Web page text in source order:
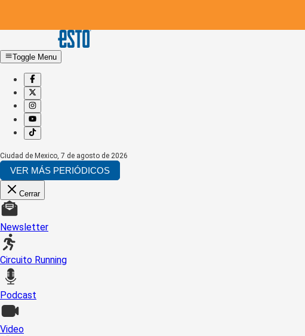
Toggle Menu
Ciudad de Mexico, 7 de agosto de 2026
VER MÁS PERIÓDICOS
Cerrar
Newsletter
Circuito Running
Podcast
Video